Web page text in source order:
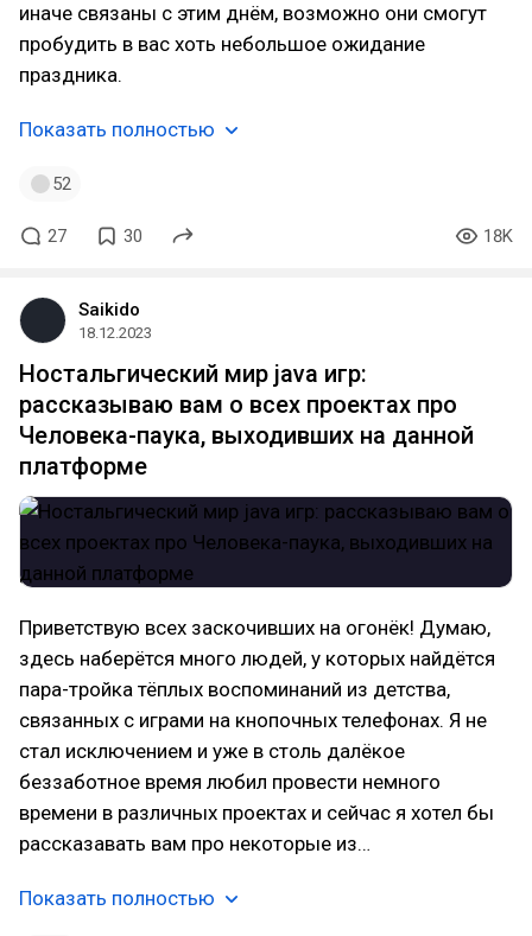
иначе связаны с этим днём, возможно они смогут
пробудить в вас хоть небольшое ожидание
праздника.
Показать полностью
52
27 30 18K
Saikido
18.12.2023
Ностальгический мир java игр:
рассказываю вам о всех проектах про
Человека-паука, выходивших на данной
платформе
Приветствую всех заскочивших на огонёк! Думаю,
здесь наберётся много людей, у которых найдётся
пара-тройка тёплых воспоминаний из детства,
связанных с играми на кнопочных телефонах. Я не
стал исключением и уже в столь далёкое
беззаботное время любил провести немного
времени в различных проектах и сейчас я хотел бы
рассказавать вам про некоторые из…
Показать полностью